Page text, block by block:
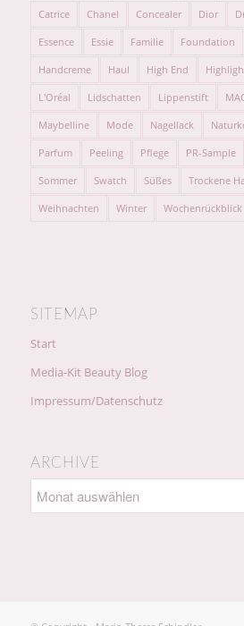
Catrice Chanel Concealer Dior
Essence Essie Familie Foundation
Handcreme Haul High End
L'Oréal Lidschatten Lippenstift
Maybelline Mode Nagellack
Parfum Peeling Pflege PR-Sample
Sommer Swatch Süßes Trockene
Weihnachten Winter Wochenrückblick
SITEMAP
Start
Media-Kit Beauty Blog
Impressum/Datenschutz
ARCHIVE